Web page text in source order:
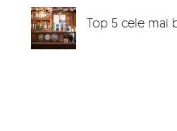
Top 5 cele mai